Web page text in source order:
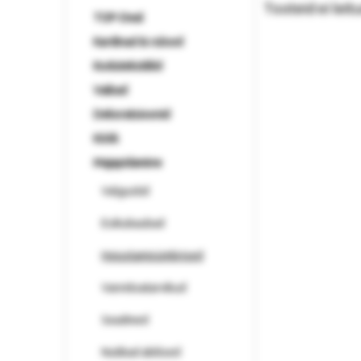
TOP-Deal
Kardinad & rulood
Kodutekstiilid
Vaibad
Dekoratsioonid
Köök
Majapidamine
Valgustid
Esikukaubad
Hoiustamisümbrised
Vannitoatarvikud
Seadmed
Nutikad abilised
Tooteid ei